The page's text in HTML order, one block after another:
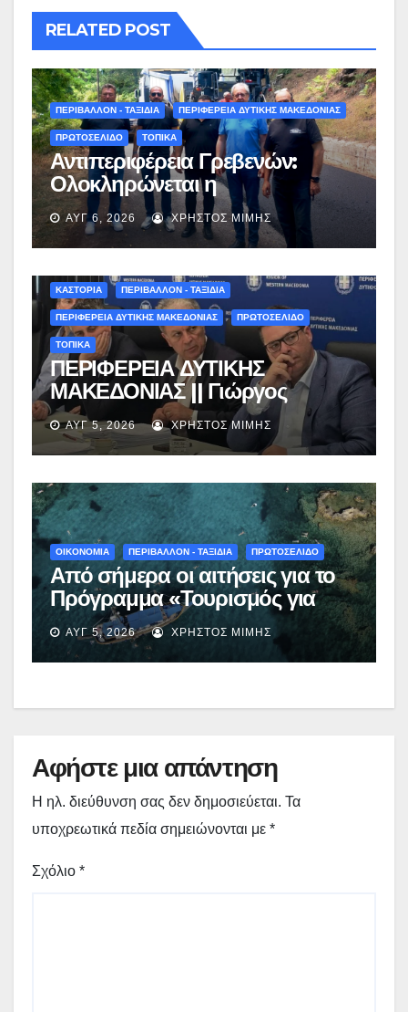
RELATED POST
ΠΕΡΙΒΑΛΛΟΝ - ΤΑΞΙΔΙΑ ΠΕΡΙΦΕΡΕΙΑ ΔΥΤΙΚΗΣ ΜΑΚΕΔΟΝΙΑΣ
ΠΡΩΤΟΣΕΛΙΔΟ ΤΟΠΙΚΑ
Αντιπεριφέρεια Γρεβενών:
Ολοκληρώνεται η
ασφαλτόστρωση της οδού
Περιβόλι – Αβδέλλα
ΑΥΓ 6, 2026 ΧΡΉΣΤΟΣ ΜΊΜΗΣ
ΚΑΣΤΟΡΙΑ ΠΕΡΙΒΑΛΛΟΝ - ΤΑΞΙΔΙΑ
ΠΕΡΙΦΕΡΕΙΑ ΔΥΤΙΚΗΣ ΜΑΚΕΔΟΝΙΑΣ ΠΡΩΤΟΣΕΛΙΔΟ
ΤΟΠΙΚΑ
ΠΕΡΙΦΕΡΕΙΑ ΔΥΤΙΚΗΣ
ΜΑΚΕΔΟΝΙΑΣ || Γιώργος
Αμανατίδης για Φράγμα
Νεστορίου: «Η δέσμευσή μας
γίνεται πράξη με εξασφαλισμένη
χρηματοδότηση»
ΑΥΓ 5, 2026 ΧΡΉΣΤΟΣ ΜΊΜΗΣ
ΟΙΚΟΝΟΜΙΑ ΠΕΡΙΒΑΛΛΟΝ - ΤΑΞΙΔΙΑ ΠΡΩΤΟΣΕΛΙΔΟ
Από σήμερα οι αιτήσεις για το
Πρόγραμμα «Τουρισμός για
Όλους 2026-2027» – Πότε λήγει
η προσθεσμία
ΑΥΓ 5, 2026 ΧΡΉΣΤΟΣ ΜΊΜΗΣ
Αφήστε μια απάντηση
Η ηλ. διεύθυνση σας δεν δημοσιεύεται. Τα
υποχρεωτικά πεδία σημειώνονται με *
Σχόλιο *